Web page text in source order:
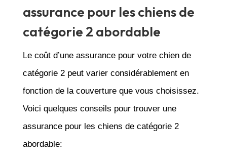
assurance pour les chiens de
catégorie 2 abordable
Le coût d’une assurance pour votre chien de
catégorie 2 peut varier considérablement en
fonction de la couverture que vous choisissez.
Voici quelques conseils pour trouver une
assurance pour les chiens de catégorie 2
abordable: